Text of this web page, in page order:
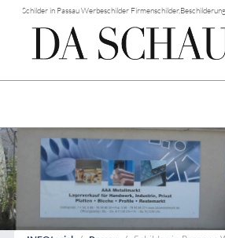
Schilder in Passau Werbeschilder